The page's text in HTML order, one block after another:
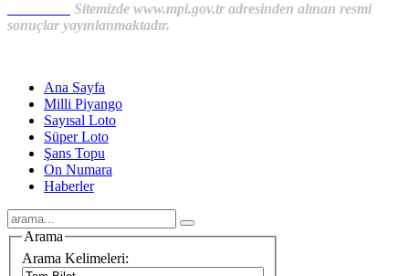
Sitemizde www.mpi.gov.tr adresinden alınan resmi
sonuçlar yayınlanmaktadır.
Ana Sayfa
Milli Piyango
Sayısal Loto
Süper Loto
Şans Topu
On Numara
Haberler
Arama
Arama Kelimeleri: